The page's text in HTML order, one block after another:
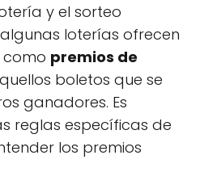
y el sorteo
loterías ofrecen
como premios de
boletos que se
ganadores. Es
reglas específicas de
los premios